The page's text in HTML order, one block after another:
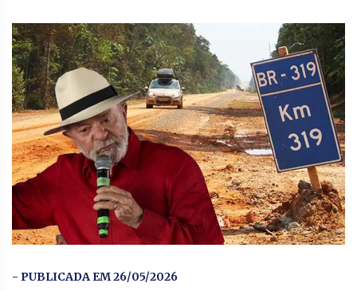
- PUBLICADA EM 26/05/2026